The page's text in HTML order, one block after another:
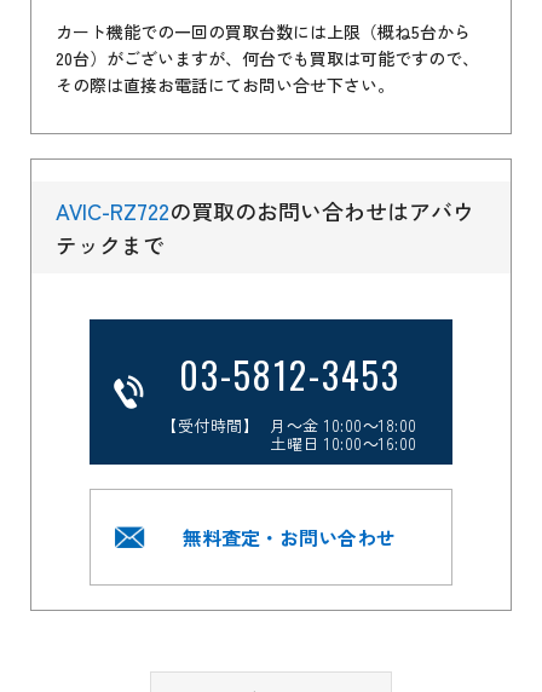
カート機能での一回の買取台数には上限（概ね5台から
20台）がございますが、何台でも買取は可能ですので、
その際は直接お電話にてお問い合せ下さい。
AVIC-RZ722の買取のお問い合わせはアバウ
テックまで
03-5812-3453
【受付時間】 月～金 10:00～18:00
土曜日 10:00～16:00
無料査定・お問い合わせ